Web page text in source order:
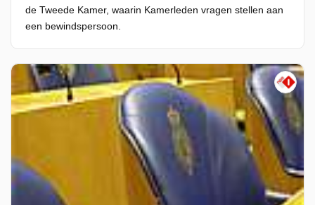
de Tweede Kamer, waarin Kamerleden vragen stellen aan
een bewindspersoon.